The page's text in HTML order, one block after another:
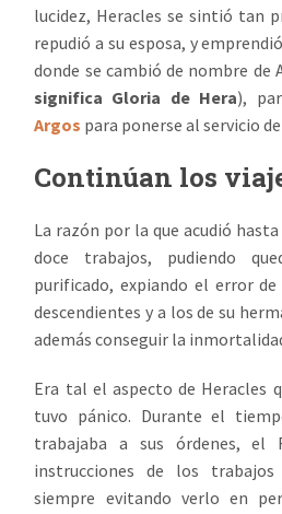
lucidez, Heracles se sintió tan
repudió a su esposa, y
donde se cambió de nombre de
significa Gloria de Hera),
Argos para ponerse al servicio
Continúan los
La razón por la que acudió
doce trabajos, pudiendo
purificado, expiando el error
descendientes y a los de su
además conseguir la
Era tal el aspecto de Heracles
tuvo pánico. Durante el
trabajaba a sus órdenes, el
instrucciones de los
siempre evitando verlo en